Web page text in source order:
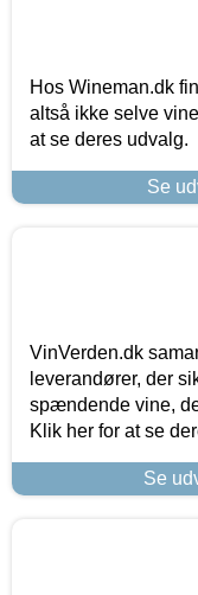
Hos Wineman.dk
altså ikke selve
at se deres udvalg.
Se
VinVerden.dk
leverandører, der
spændende vine,
Klik her for at se
Se